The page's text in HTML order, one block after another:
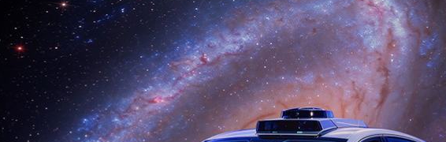
2026 年 6 月 1 日に発表されたプレスリリース の抄訳です。